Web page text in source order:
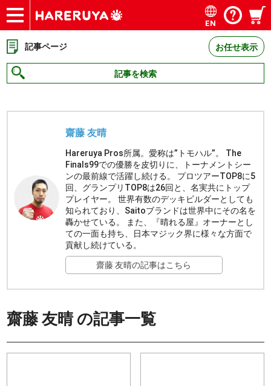
ショップ
買取
記事
デッキ検索
デッキ構築
選手一覧
店舗一覧
イベント
お問い合わせ
EN
記事ページ お任せ表示
記事を検索
齋藤 友晴
Hareruya Pros所属。愛称は”トモハル”。 The
Finals99での優勝を皮切りに、トーナメントシー
ンの最前線で活躍し続ける。 プロツアーTOP8に5
回、グランプリTOP8は26回と、名実共にトップ
プレイヤー。 世界有数のデッキビルダーとしても
知られており、Saitoブランドは世界中にその名を
轟かせている。 また、『晴れる屋』オーナーとし
ての一面も持ち、日本マジック界に様々な方面で
貢献し続けている。
齋藤 友晴の記事はこちら
齋藤 友晴の記事一覧